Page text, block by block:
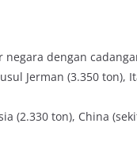
dengan
Jerman (3.350 ton),
(2.330 ton), China